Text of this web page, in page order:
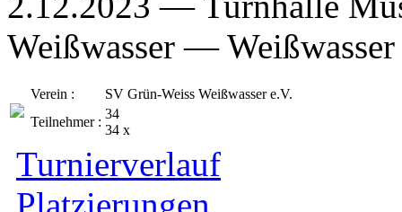
Weißwasser —Weißwasser
Verein :
SV Grün-Weiss Weißwasser e.V.
Teilnehmer :
34
34 x
Turnierverlauf
Platzierungen